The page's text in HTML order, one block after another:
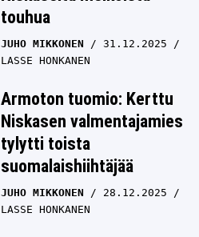
touhua
JUHO MIKKONEN
31.12.2025
LASSE HONKANEN
Armoton tuomio: Kerttu
Niskasen valmentajamies
tylytti toista
suomalaishiihtäjää
JUHO MIKKONEN
28.12.2025
LASSE HONKANEN